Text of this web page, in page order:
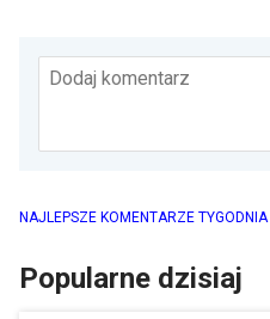
Dodaj komentarz
NAJLEPSZE KOMENTARZE TYGODNIA
Popularne dzisiaj